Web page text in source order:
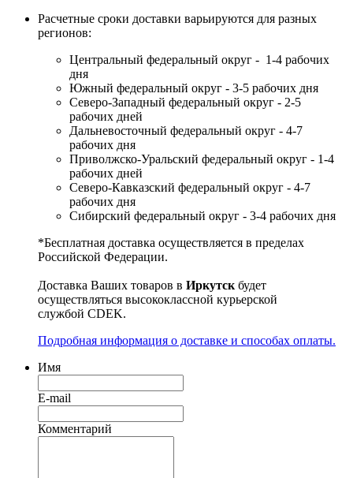
Расчетные сроки доставки варьируются для разных
регионов:
Центральный федеральный округ - 1-4 рабочих
дня
Южный федеральный округ - 3-5 рабочих дня
Северо-Западный федеральный округ - 2-5
рабочих дней
Дальневосточный федеральный округ - 4-7
рабочих дня
Приволжско-Уральский федеральный округ - 1-4
рабочих дней
Северо-Кавказский федеральный округ - 4-7
рабочих дня
Сибирский федеральный округ - 3-4 рабочих дня
*Бесплатная доставка осуществляется в пределах
Российской Федерации.
Доставка Ваших товаров в Иркутскбудет
осуществляться высококлассной курьерской
службой CDEK.
Подробная информация о доставке и способах оплаты.
Имя
E-mail
Комментарий